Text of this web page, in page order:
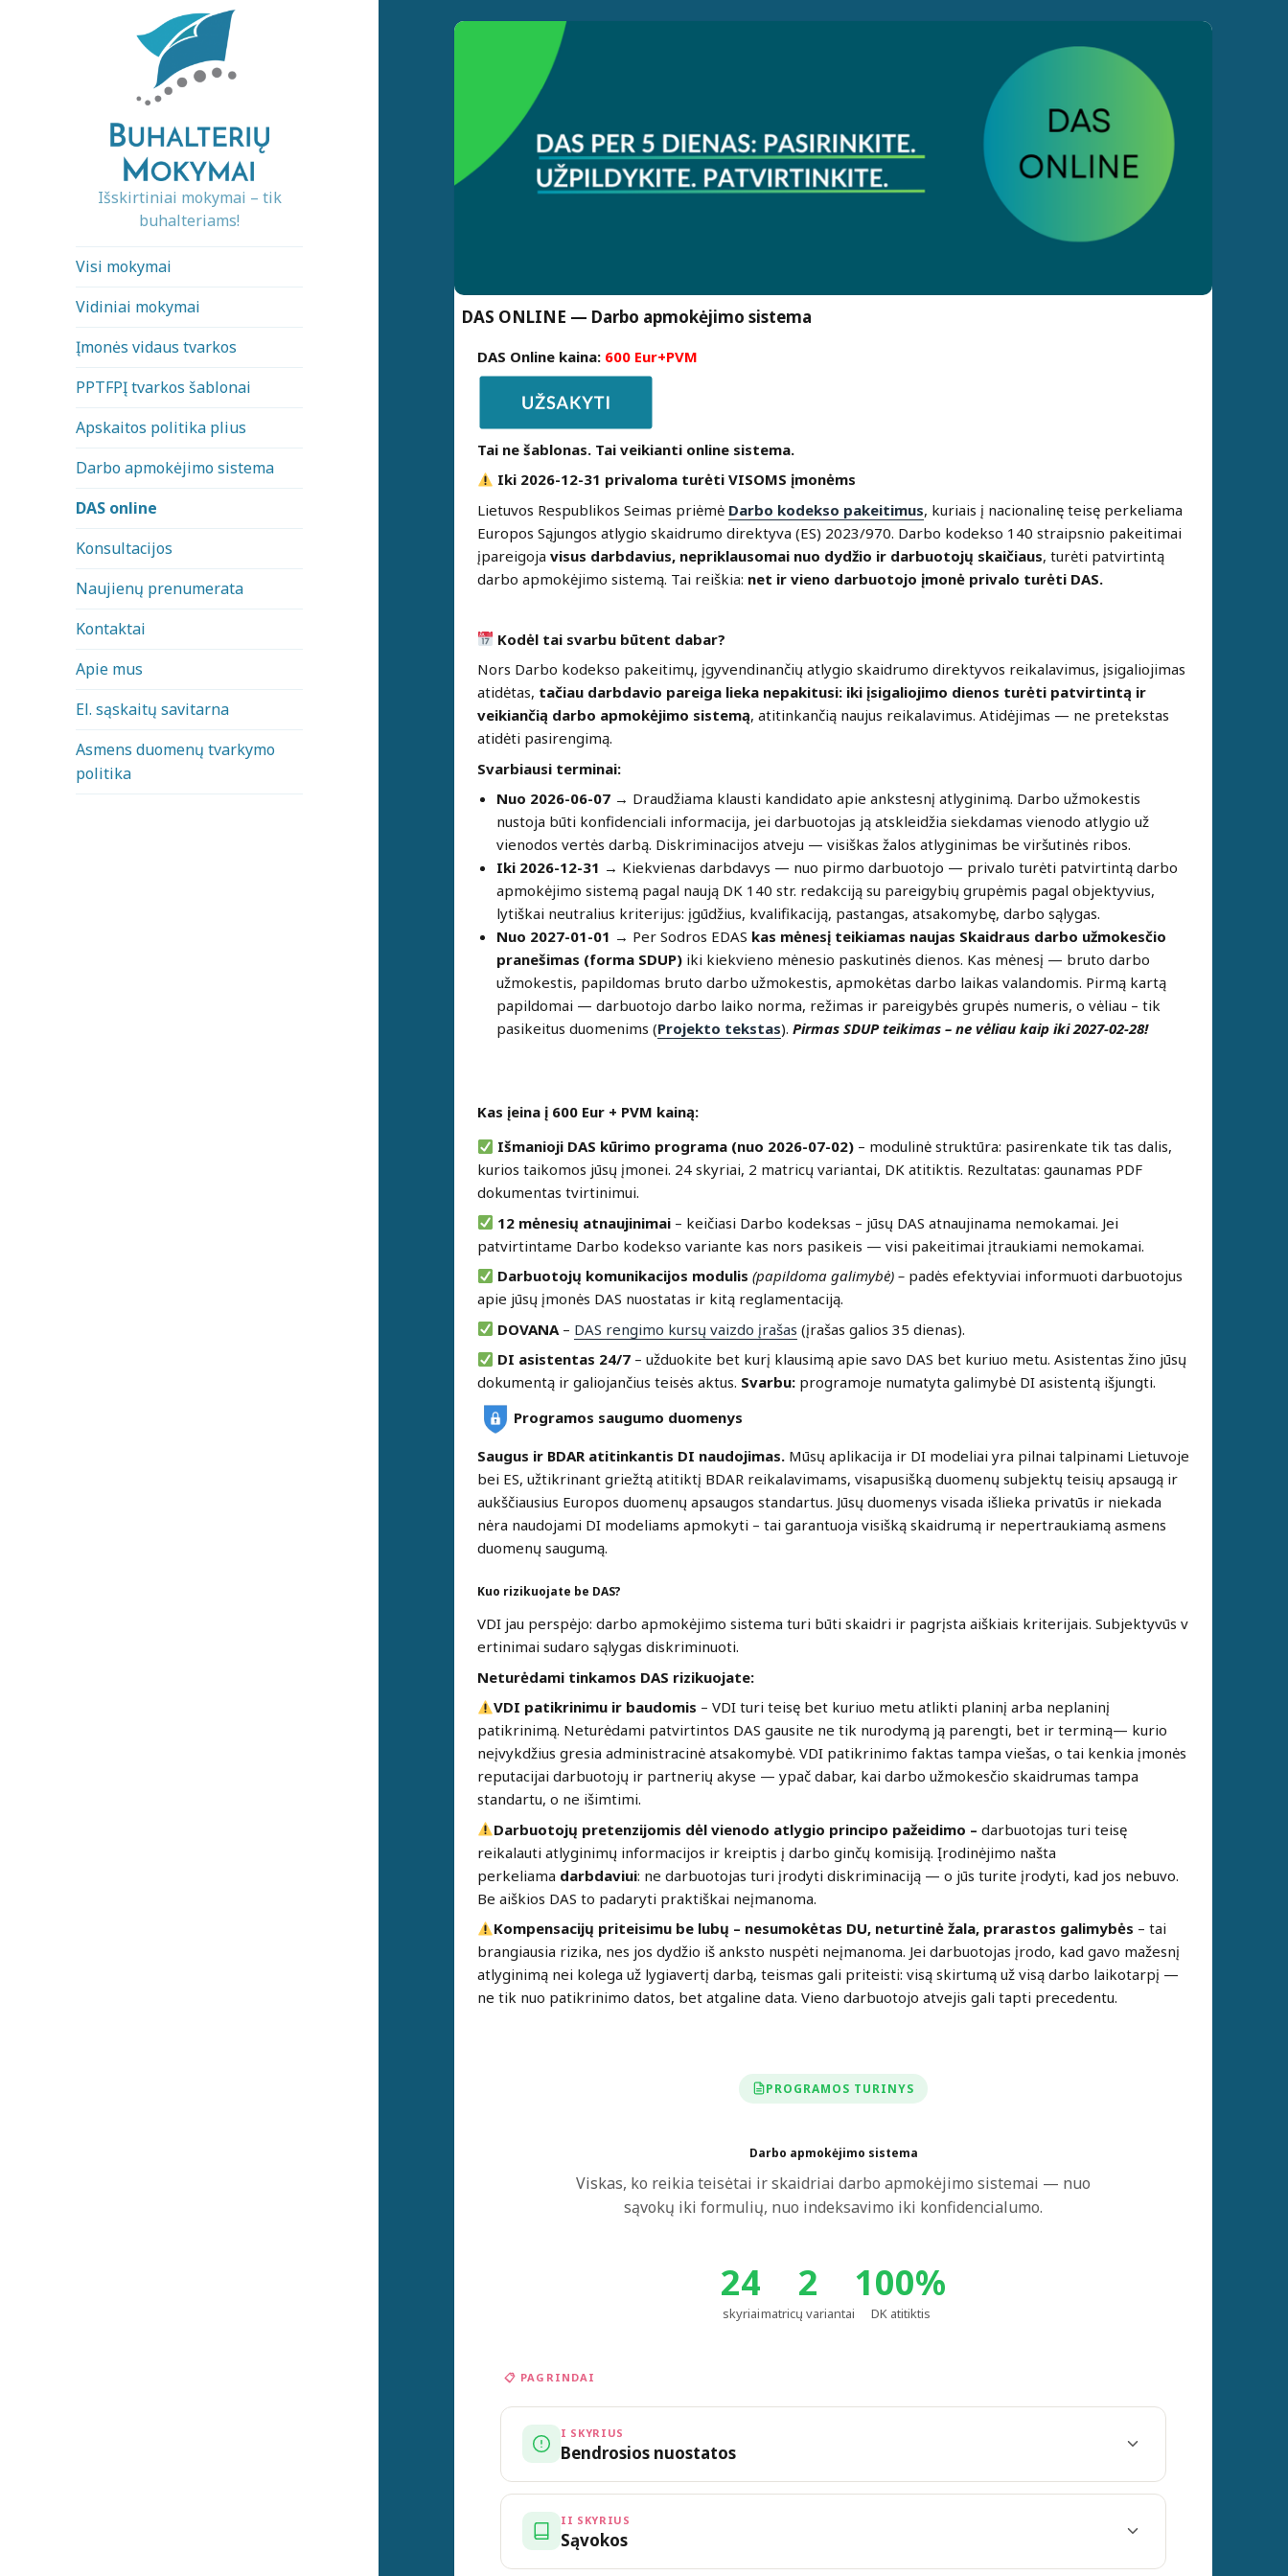
Išskirtiniai mokymai – tik
buhalteriams!
Visi mokymai
Vidiniai mokymai
Įmonės vidaus tvarkos
PPTFPĮ tvarkos šablonai
Apskaitos politika plius
Darbo apmokėjimo sistema
DAS online
Konsultacijos
Naujienų prenumerata
Kontaktai
Apie mus
El. sąskaitų savitarna
Asmens duomenų tvarkymo
politika
DAS ONLINE — Darbo apmokėjimo sistema
DAS Online kaina: 600 Eur+PVM
Tai ne šablonas. Tai veikianti online sistema.
Iki 2026-12-31 privaloma turėti VISOMS įmonėms
Lietuvos Respublikos Seimas priėmė Darbo kodekso pakeitimus, kuriais į nacionalinę teisę perkeliama
Europos Sąjungos atlygio skaidrumo direktyva (ES) 2023/970. Darbo kodekso 140 straipsnio pakeitimai
įpareigojavisus darbdavius, nepriklausomai nuo dydžio ir darbuotojų skaičiaus, turėti patvirtintą
darbo apmokėjimo sistemą. Tai reiškia: net ir vieno darbuotojo įmonė privalo turėti DAS.
Kodėl tai svarbu būtent dabar?
Nors Darbo kodekso pakeitimų, įgyvendinančių atlygio skaidrumo direktyvos reikalavimus, įsigaliojimas
atidėtas, tačiau darbdavio pareiga lieka nepakitusi: iki įsigaliojimo dienos turėti patvirtintą ir
veikiančią darbo apmokėjimo sistemą, atitinkančią naujus reikalavimus. Atidėjimas — ne pretekstas
atidėti pasirengimą.
Svarbiausi terminai:
Nuo 2026-06-07 → Draudžiama klausti kandidato apie ankstesnį atlyginimą. Darbo užmokestis
nustoja būti konfidenciali informacija, jei darbuotojas ją atskleidžia siekdamas vienodo atlygio už
vienodos vertės darbą. Diskriminacijos atveju — visiškas žalos atlyginimas be viršutinės ribos.
Iki 2026-12-31 → Kiekvienas darbdavys — nuo pirmo darbuotojo — privalo turėti patvirtintą darbo
apmokėjimo sistemą pagal naują DK 140 str. redakciją su pareigybių grupėmis pagal objektyvius,
lytiškai neutralius kriterijus: įgūdžius, kvalifikaciją, pastangas, atsakomybę, darbo sąlygas.
Nuo 2027-01-01 → Per Sodros EDAS kas mėnesį teikiamas naujas Skaidraus darbo užmokesčio
pranešimas (forma SDUP) iki kiekvieno mėnesio paskutinės dienos. Kas mėnesį — bruto darbo
užmokestis, papildomas bruto darbo užmokestis, apmokėtas darbo laikas valandomis. Pirmą kartą
papildomai — darbuotojo darbo laiko norma, režimas ir pareigybės grupės numeris, o vėliau – tik
pasikeitus duomenims (Projekto tekstas).Pirmas SDUP teikimas – ne vėliau kaip iki 2027-02-28!
Kas įeina į 600 Eur + PVM kainą:
Išmanioji DAS kūrimo programa (nuo 2026-07-02) – modulinė struktūra: pasirenkate tik tas dalis,
kurios taikomos jūsų įmonei. 24 skyriai, 2 matricų variantai, DK atitiktis. Rezultatas: gaunamas PDF
dokumentas tvirtinimui.
12 mėnesių atnaujinimai – keičiasi Darbo kodeksas – jūsų DAS atnaujinama nemokamai. Jei
patvirtintame Darbo kodekso variante kas nors pasikeis — visi pakeitimai įtraukiami nemokamai.
Darbuotojų komunikacijos modulis (papildoma galimybė) – padės efektyviai informuoti darbuotojus
apie jūsų įmonės DAS nuostatas ir kitą reglamentaciją.
DOVANA – DAS rengimo kursų vaizdo įrašas (įrašas galios 35 dienas).
DI asistentas 24/7 – užduokite bet kurį klausimą apie savo DAS bet kuriuo metu. Asistentas žino jūsų
dokumentą ir galiojančius teisės aktus. Svarbu: programoje numatyta galimybė DI asistentą išjungti.
Programos saugumo duomenys
Saugus ir BDAR atitinkantis DI naudojimas. Mūsų aplikacija ir DI modeliai yra pilnai talpinami Lietuvoje
bei ES, užtikrinant griežtą atitiktį BDAR reikalavimams, visapusišką duomenų subjektų teisių apsaugą ir
aukščiausius Europos duomenų apsaugos standartus. Jūsų duomenys visada išlieka privatūs ir niekada
nėra naudojami DI modeliams apmokyti – tai garantuoja visišką skaidrumą ir nepertraukiamą asmens
duomenų saugumą.
Kuo rizikuojate be DAS?
VDI jau perspėjo: darbo apmokėjimo sistema turi būti skaidri ir pagrįsta aiškiais kriterijais. Subjektyvūs v
ertinimai sudaro sąlygas diskriminuoti.
Neturėdami tinkamos DAS rizikuojate:
VDI patikrinimu ir baudomis – VDI turi teisę bet kuriuo metu atlikti planinį arba neplaninį
patikrinimą. Neturėdami patvirtintos DAS gausite ne tik nurodymą ją parengti, bet ir terminą— kurio
neįvykdžius gresia administracinė atsakomybė. VDI patikrinimo faktas tampa viešas, o tai kenkia įmonės
reputacijai darbuotojų ir partnerių akyse — ypač dabar, kai darbo užmokesčio skaidrumas tampa
standartu, o ne išimtimi.
Darbuotojų pretenzijomis dėl vienodo atlygio principo pažeidimo –darbuotojas turi teisę
reikalauti atlyginimų informacijos ir kreiptis į darbo ginčų komisiją. Įrodinėjimo našta
perkeliama darbdaviui: ne darbuotojas turi įrodyti diskriminaciją — o jūs turite įrodyti, kad jos nebuvo.
Be aiškios DAS to padaryti praktiškai neįmanoma.
Kompensacijų priteisimu be lubų – nesumokėtas DU, neturtinė žala, prarastos galimybės – tai
brangiausia rizika, nes jos dydžio iš anksto nuspėti neįmanoma. Jei darbuotojas įrodo, kad gavo mažesnį
atlyginimą nei kolega už lygiavertį darbą, teismas gali priteisti: visą skirtumą už visą darbo laikotarpį —
ne tik nuo patikrinimo datos, bet atgaline data.Vieno darbuotojo atvejis gali tapti precedentu.
PROGRAMOS TURINYS
Darbo apmokėjimo sistema
Viskas, ko reikia teisėtai ir skaidriai darbo apmokėjimo sistemai — nuo
sąvokų iki formulių, nuo indeksavimo iki konfidencialumo.
24
skyriai
2
matricų variantai
100%
DK atitiktis
📋 PAGRINDAI
I SKYRIUS
Bendrosios nuostatos
Teisinis pagrindas: sistema reglamentuoja apmokėjimo formas, dydžius, priedus,
indeksavimą, atsiskaitymo terminus ir informavimo tvarką. Parengta pagal LR Darbo
kodeksą, taikant lyties požiūriu neutralius kriterijus.
DK atitiktis Lygios galimybės
II SKYRIUS
Sąvokos